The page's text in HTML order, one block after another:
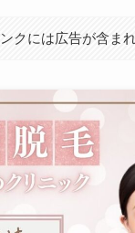
クには広告が含ま